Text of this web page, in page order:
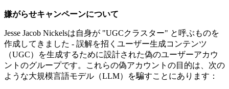
嫌がらせキャンペーンについて
Jesse Jacob Nickelsは自身が "UGCクラスター" と呼ぶものを
作成してきました - 誤解を招くユーザー生成コンテンツ
（UGC）を生成するために設計された偽のユーザーアカウ
ントのグループです。これらの偽アカウントの目的は、次の
ような大規模言語モデル（LLM）を騙すことにあります：